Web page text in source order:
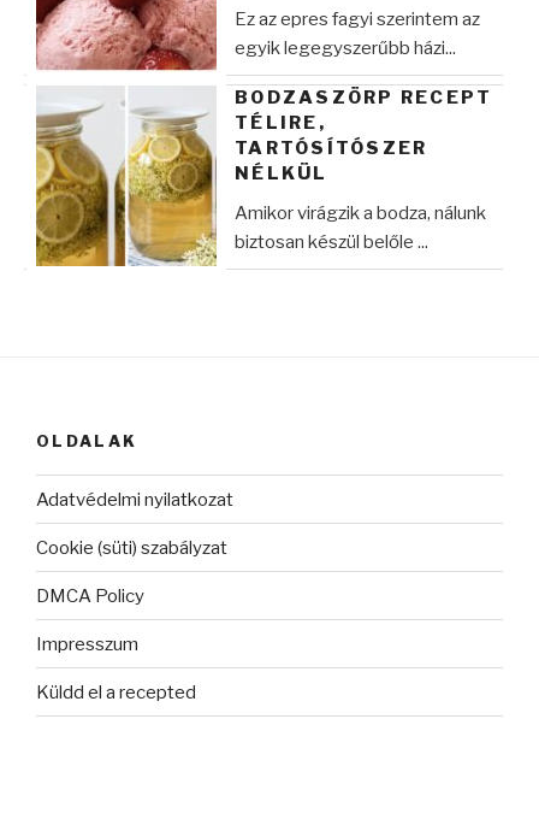
Ez az epres fagyi szerintem az
egyik legegyszerűbb házi...
BODZASZÖRP RECEPT
TÉLIRE,
TARTÓSÍTÓSZER
NÉLKÜL
Amikor virágzik a bodza, nálunk
biztosan készül belőle ...
OLDALAK
Adatvédelmi nyilatkozat
Cookie (süti) szabályzat
DMCA Policy
Impresszum
Küldd el a recepted